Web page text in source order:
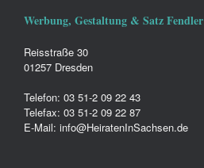
Werbung, Gestaltung & Satz Fendler
Reisstraße 30
01257 Dresden
Telefon: 03 51-2 09 22 43
Telefax: 03 51-2 09 22 87
E-Mail: info@HeiratenInSachsen.de